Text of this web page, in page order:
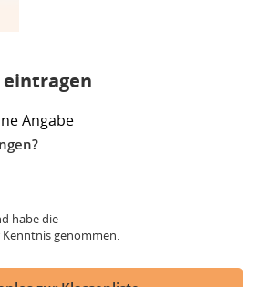
eintragen
Angabe
habe die
Kenntnis genommen.